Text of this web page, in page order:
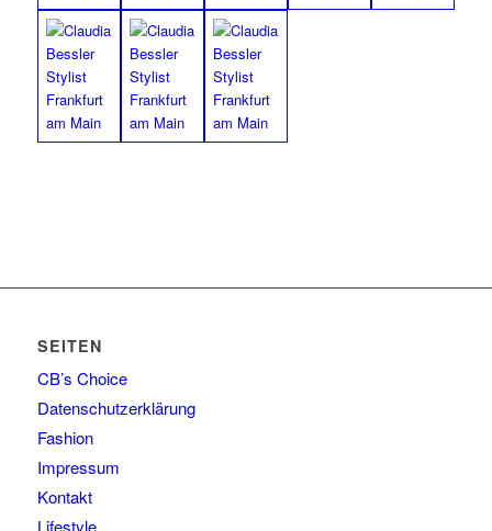
SEITEN
CB’s Choice
Datenschutzerklärung
Fashion
Impressum
Kontakt
Lifestyle